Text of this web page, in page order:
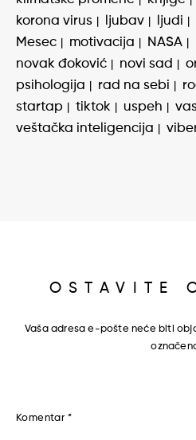
korona virus
ljubav ljudi
Mesec
motivacija NASA
novak đoković
novi sad
psihologija
rad na sebi
startap
tiktok uspeh
veštačka inteligencija
OSTAVITE
Vaša adresa e-pošte neće biti
Komentar *